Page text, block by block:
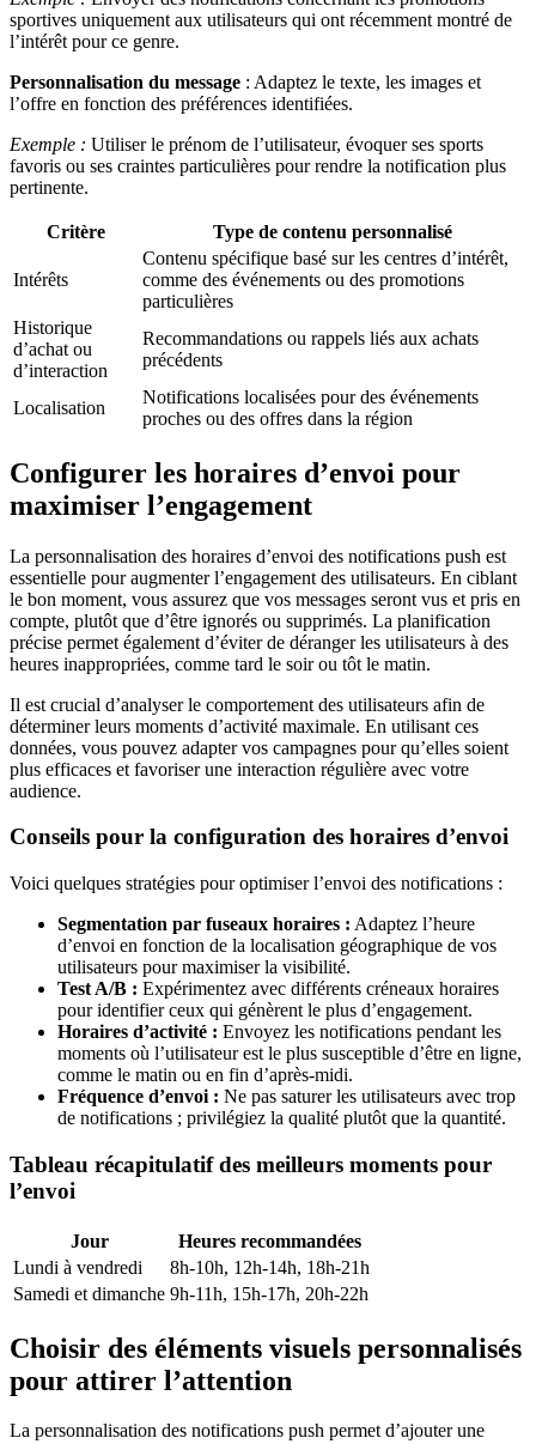
sportives uniquement aux utilisateurs qui ont récemment montré de
l’intérêt pour ce genre.
Personnalisation du message : Adaptez le texte, les images et
l’offre en fonction des préférences identifiées.
Exemple : Utiliser le prénom de l’utilisateur, évoquer ses sports
favoris ou ses craintes particulières pour rendre la notification plus
pertinente.
Critère Type de contenu personnalisé
Intérêts
Contenu spécifique basé sur les centres d’intérêt,
comme des événements ou des promotions
particulières
Historique
d’achat ou
d’interaction
Recommandations ou rappels liés aux achats
précédents
Localisation
Notifications localisées pour des événements
proches ou des offres dans la région
Configurer les horaires d’envoi pour
maximiser l’engagement
La personnalisation des horaires d’envoi des notifications push est
essentielle pour augmenter l’engagement des utilisateurs. En ciblant
le bon moment, vous assurez que vos messages seront vus et pris en
compte, plutôt que d’être ignorés ou supprimés. La planification
précise permet également d’éviter de déranger les utilisateurs à des
heures inappropriées, comme tard le soir ou tôt le matin.
Il est crucial d’analyser le comportement des utilisateurs afin de
déterminer leurs moments d’activité maximale. En utilisant ces
données, vous pouvez adapter vos campagnes pour qu’elles soient
plus efficaces et favoriser une interaction régulière avec votre
audience.
Conseils pour la configuration des horaires d’envoi
Voici quelques stratégies pour optimiser l’envoi des notifications :
Segmentation par fuseaux horaires : Adaptez l’heure
d’envoi en fonction de la localisation géographique de vos
utilisateurs pour maximiser la visibilité.
Test A/B : Expérimentez avec différents créneaux horaires
pour identifier ceux qui génèrent le plus d’engagement.
Horaires d’activité : Envoyez les notifications pendant les
moments où l’utilisateur est le plus susceptible d’être en ligne,
comme le matin ou en fin d’après-midi.
Fréquence d’envoi : Ne pas saturer les utilisateurs avec trop
de notifications ; privilégiez la qualité plutôt que la quantité.
Tableau récapitulatif des meilleurs moments pour
l’envoi
Jour
Heures recommandées
Lundi à vendredi
8h-10h, 12h-14h, 18h-21h
Samedi et dimanche 9h-11h, 15h-17h, 20h-22h
Choisir des éléments visuels personnalisés
pour attirer l’attention
La personnalisation des notifications push permet d’ajouter une